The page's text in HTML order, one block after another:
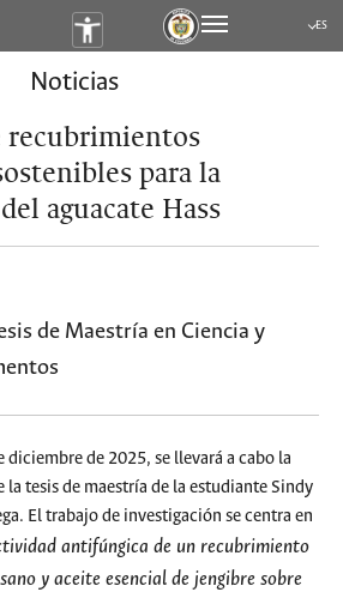
ES
Noticias
recubrimientos
para la
aguacate Hass
de Maestría en Ciencia y
diciembre de 2025, se llevará a cabo la
tesis de maestría de la estudiante Sindy
El trabajo de investigación se centra en
antifúngica de un recubrimiento
y aceite esencial de jengibre sobre